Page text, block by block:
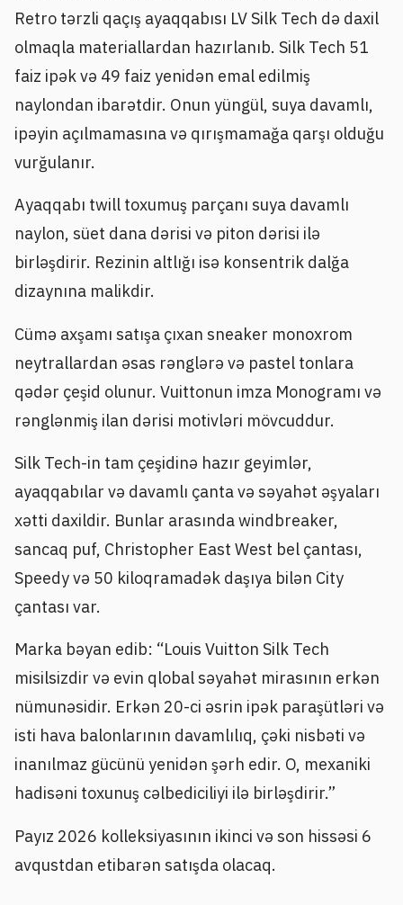
Retro tərzli qaçış ayaqqabısı LV Silk Tech də daxil
olmaqla materiallardan hazırlanıb. Silk Tech 51
faiz ipək və 49 faiz yenidən emal edilmiş
naylondan ibarətdir. Onun yüngül, suya davamlı,
ipəyin açılmamasına və qırışmamağa qarşı olduğu
vurğulanır.
Ayaqqabı twill toxumuş parçanı suya davamlı
naylon, süet dana dərisi və piton dərisi ilə
birləşdirir. Rezinin altlığı isə konsentrik dalğa
dizaynına malikdir.
Cümə axşamı satışa çıxan sneaker monoxrom
neytrallardan əsas rənglərə və pastel tonlara
qədər çeşid olunur. Vuittonun imza Monogramı və
rənglənmiş ilan dərisi motivləri mövcuddur.
Silk Tech-in tam çeşidinə hazır geyimlər,
ayaqqabılar və davamlı çanta və səyahət əşyaları
xətti daxildir. Bunlar arasında windbreaker,
sancaq puf, Christopher East West bel çantası,
Speedy və 50 kiloqramadək daşıya bilən City
çantası var.
Marka bəyan edib: “Louis Vuitton Silk Tech
misilsizdir və evin qlobal səyahət mirasının erkən
nümunəsidir. Erkən 20-ci əsrin ipək paraşütləri və
isti hava balonlarının davamlılıq, çəki nisbəti və
inanılmaz gücünü yenidən şərh edir. O, mexaniki
hadisəni toxunuş cəlbediciliyi ilə birləşdirir.”
Payız 2026 kolleksiyasının ikinci və son hissəsi 6
avqustdan etibarən satışda olacaq.